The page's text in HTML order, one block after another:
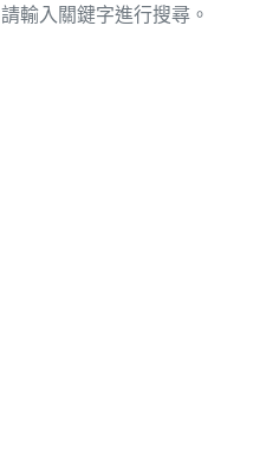
請輸入關鍵字進行搜尋。